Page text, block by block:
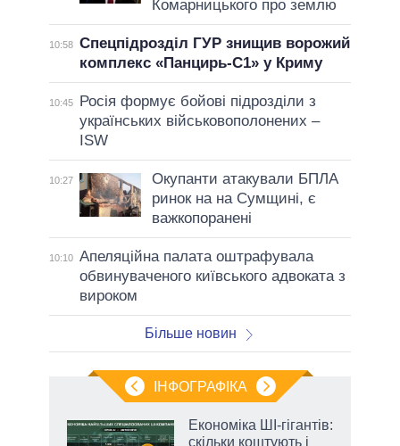
Комарницького про землю
10:58 Спецпідрозділ ГУР знищив ворожий
комплекс «Панцирь-С1» у Криму
10:45
Росія формує бойові підрозділи з
українських військовополонених –
ISW
10:27
Окупанти атакували БПЛА
ринок на на Сумщині, є
важкопоранені
10:10 Апеляційна палата оштрафувала
обвинуваченого київського адвоката з
вироком
Більше новин
ІНФОГРАФІКА
Економіка ШІ-гігантів:
скільки коштують і